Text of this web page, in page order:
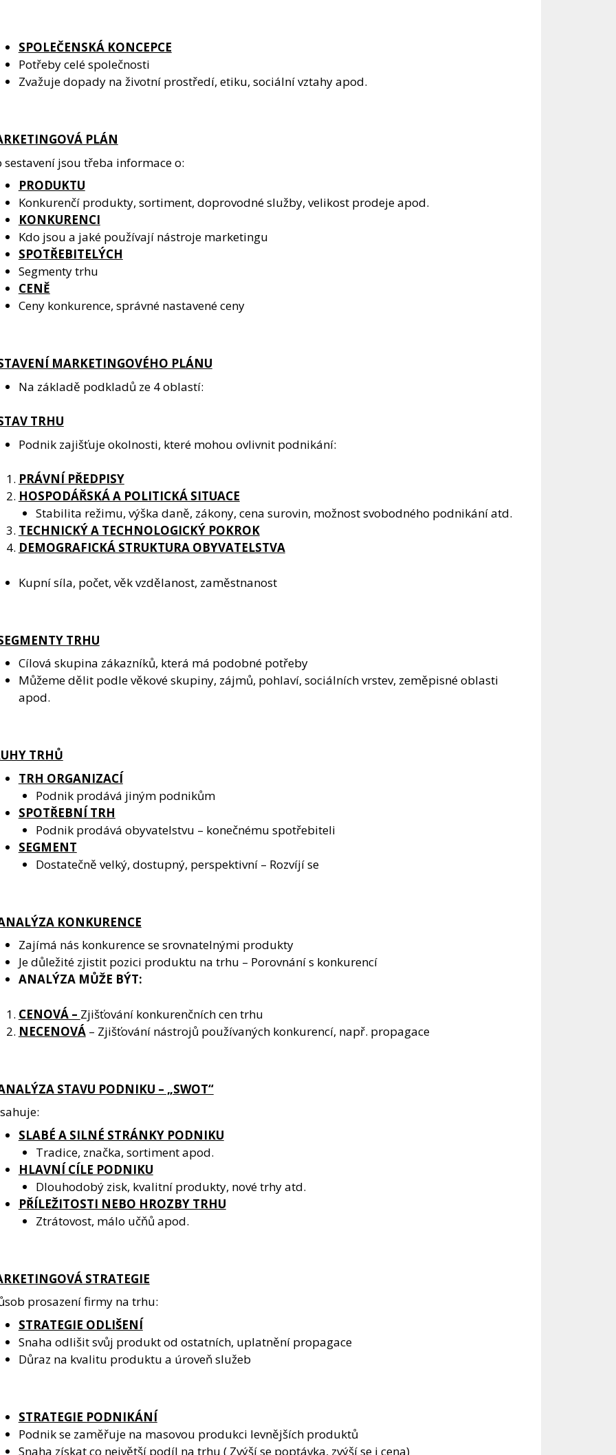
SPOLEČENSKÁ KONCEPCE
Potřeby celé společnosti
Zvažuje dopady na životní prostředí, etiku, sociální vztahy apod.
PLÁN
sestavení jsou třeba informace o:
PRODUKTU
Konkurenčí produkty, sortiment, doprovodné služby, velikost prodeje apod.
KONKURENCI
Kdo jsou a jaké používají nástroje marketingu
SPOTŘEBITELÝCH
Segmenty trhu
CENĚ
Ceny konkurence, správné nastavené ceny
MARKETINGOVÉHO PLÁNU
Na základě podkladů ze 4 oblastí:
TRHU
Podnik zajišťuje okolnosti, které mohou ovlivnit podnikání:
PRÁVNÍ PŘEDPISY
HOSPODÁŘSKÁ A POLITICKÁ SITUACE
Stabilita režimu, výška daně, zákony, cena surovin, možnost svobodného podnikání atd.
TECHNICKÝ A TECHNOLOGICKÝ POKROK
DEMOGRAFICKÁ STRUKTURA OBYVATELSTVA
Kupní síla, počet, věk vzdělanost, zaměstnanost
TRHU
Cílová skupina zákazníků, která má podobné potřeby
Můžeme dělit podle věkové skupiny, zájmů, pohlaví, sociálních vrstev, zeměpisné oblasti
apod.
TRHŮ
TRH ORGANIZACÍ
Podnik prodává jiným podnikům
SPOTŘEBNÍ TRH
Podnik prodává obyvatelstvu – konečnému spotřebiteli
SEGMENT
Dostatečně velký, dostupný, perspektivní – Rozvíjí se
KONKURENCE
Zajímá nás konkurence se srovnatelnými produkty
Je důležité zjistit pozici produktu na trhu – Porovnání s konkurencí
ANALÝZA MŮŽE BÝT:
CENOVÁ – Zjišťování konkurenčních cen trhu
NECENOVÁ– Zjišťování nástrojů používaných konkurencí, např. propagace
STAVU PODNIKU – „SWOT“
SLABÉ A SILNÉ STRÁNKY PODNIKU
Tradice, značka, sortiment apod.
HLAVNÍ CÍLE PODNIKU
Dlouhodobý zisk, kvalitní produkty, nové trhy atd.
PŘÍLEŽITOSTI NEBO HROZBY TRHU
Ztrátovost, málo učňů apod.
STRATEGIE
prosazení firmy na trhu:
STRATEGIE ODLIŠENÍ
Snaha odlišit svůj produkt od ostatních, uplatnění propagace
Důraz na kvalitu produktu a úroveň služeb
STRATEGIE PODNIKÁNÍ
Podnik se zaměřuje na masovou produkci levnějších produktů
Snaha získat co největší podíl na trhu ( Zvýší se poptávka, zvýší se i cena)